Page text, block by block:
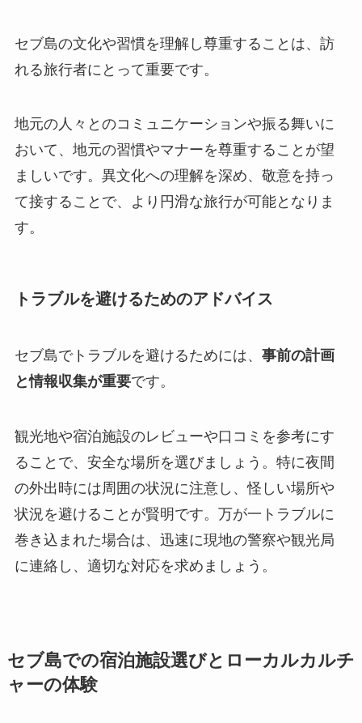
セブ島の文化や習慣を理解し尊重することは、訪
れる旅行者にとって重要です。
地元の人々とのコミュニケーションや振る舞いに
おいて、地元の習慣やマナーを尊重することが望
ましいです。異文化への理解を深め、敬意を持っ
て接することで、より円滑な旅行が可能となりま
す。
トラブルを避けるためのアドバイス
セブ島でトラブルを避けるためには、 事前の計画
と情報収集が重要です。
観光地や宿泊施設のレビューや口コミを参考にす
ることで、安全な場所を選びましょう。特に夜間
の外出時には周囲の状況に注意し、怪しい場所や
状況を避けることが賢明です。万が一トラブルに
巻き込まれた場合は、迅速に現地の警察や観光局
に連絡し、適切な対応を求めましょう。
セブ島での宿泊施設選びとローカルカルチ
ャーの体験